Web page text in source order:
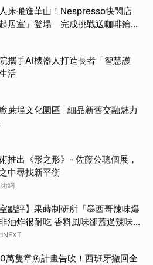
床搬進華山！Nespresso快閃店
起居室」登場 完成挑戰送咖啡鑰匙
攜手AI機器人打造長者「智慧護
活
蔗埕文化園區 細品新舊交融魅力
推出《形之形》- 佐藤公聰個展，
中尋找新平衡
網
室點評】果蒔制研所「墨西哥辣味爆
油炸很耐吃 香料風味卻蓋過辣味特
萬隻章魚計畫告吹！西班牙撤回全